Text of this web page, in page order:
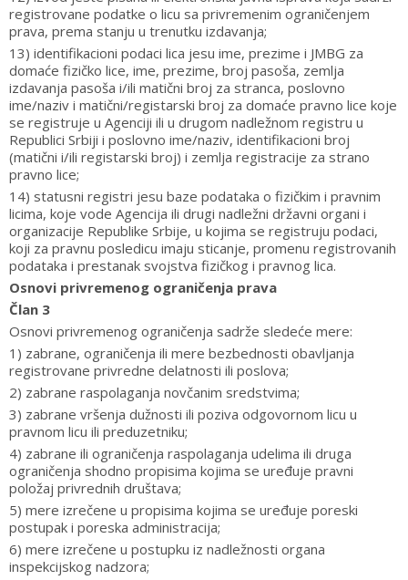
registrovane podatke o licu sa privremenim ograničenjem
prava, prema stanju u trenutku izdavanja;
13) identifikacioni podaci lica jesu ime, prezime i JMBG za
domaće fizičko lice, ime, prezime, broj pasoša, zemlja
izdavanja pasoša i/ili matični broj za stranca, poslovno
ime/naziv i matični/registarski broj za domaće pravno lice koje
se registruje u Agenciji ili u drugom nadležnom registru u
Republici Srbiji i poslovno ime/naziv, identifikacioni broj
(matični i/ili registarski broj) i zemlja registracije za strano
pravno lice;
14) statusni registri jesu baze podataka o fizičkim i pravnim
licima, koje vode Agencija ili drugi nadležni državni organi i
organizacije Republike Srbije, u kojima se registruju podaci,
koji za pravnu posledicu imaju sticanje, promenu registrovanih
podataka i prestanak svojstva fizičkog i pravnog lica.
Osnovi privremenog ograničenja prava
Član 3
Osnovi privremenog ograničenja sadrže sledeće mere:
1) zabrane, ograničenja ili mere bezbednosti obavljanja
registrovane privredne delatnosti ili poslova;
2) zabrane raspolaganja novčanim sredstvima;
3) zabrane vršenja dužnosti ili poziva odgovornom licu u
pravnom licu ili preduzetniku;
4) zabrane ili ograničenja raspolaganja udelima ili druga
ograničenja shodno propisima kojima se uređuje pravni
položaj privrednih društava;
5) mere izrečene u propisima kojima se uređuje poreski
postupak i poreska administracija;
6) mere izrečene u postupku iz nadležnosti organa
inspekcijskog nadzora;